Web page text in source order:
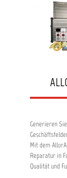
Generieren
Mit dem
Reparatur in
Qualität und